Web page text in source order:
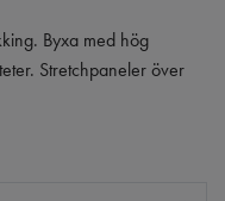
Byxa med hög
Stretchpaneler över